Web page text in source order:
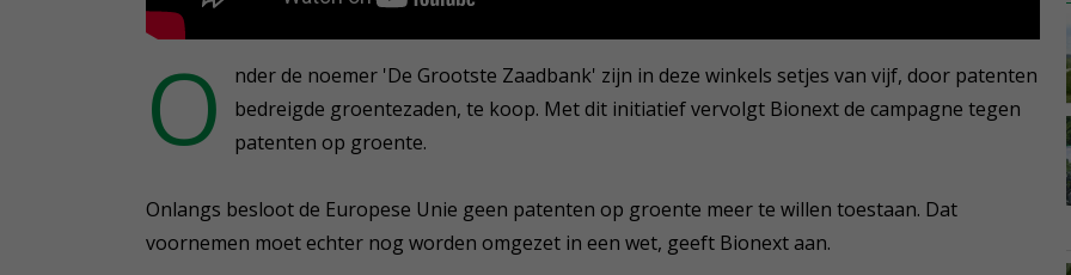
O
nder de noemer 'De Grootste Zaadbank' zijn in deze winkels setjes van vijf, door patenten
bedreigde groentezaden, te koop. Met dit initiatief vervolgt Bionext de campagne tegen
patenten op groente.
Onlangs besloot de Europese Unie geen patenten op groente meer te willen toestaan. Dat
voornemen moet echter nog worden omgezet in een wet, geeft Bionext aan.